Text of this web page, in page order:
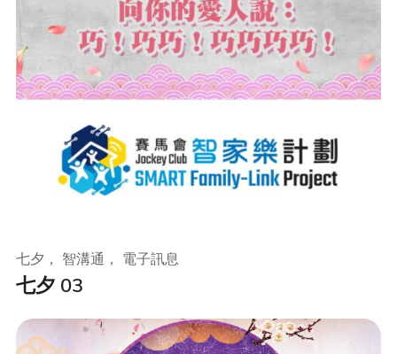
七夕 03
七夕， 智溝通， 電子訊息